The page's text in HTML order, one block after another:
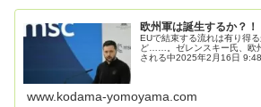
欧州軍は誕生するか？！
EUで結束する流れは有り得
ど……。ゼレンスキー氏、欧
される中2025年2月16日
www.kodama-yomoyama.com